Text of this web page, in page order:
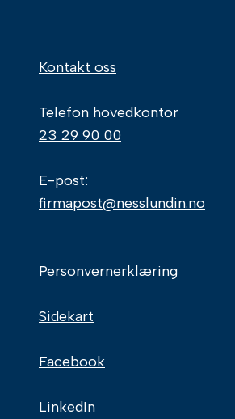
Kontakt oss
Telefon hovedkontor
23 29 90 00
E-post:
firmapost@nesslundin.no
Personvernerklæring
Sidekart
Facebook
LinkedIn